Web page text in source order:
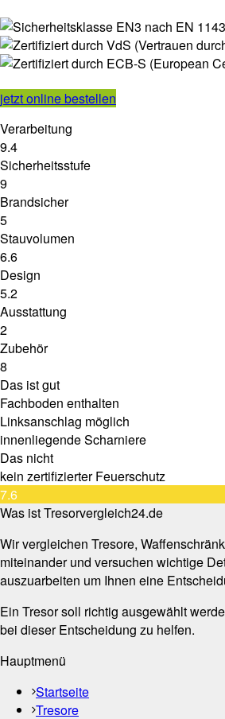
jetzt online bestellen
Verarbeitung
9.4
Sicherheitsstufe
9
Brandsicher
5
Stauvolumen
6.6
Design
5.2
Ausstattung
2
Zubehör
8
Das ist gut
Fachboden enthalten
Linksanschlag möglich
innenliegende Scharniere
Das nicht
kein zertifizierter Feuerschutz
7.6
Was ist Tresorvergleich24.de
Wir vergleichen Tresore,
miteinander und versuchen wichtige
auszuarbeiten um Ihnen eine
Ein Tresor soll richtig ausgewählt
bei dieser Entscheidung zu helfen.
Hauptmenü
Startseite
Tresore